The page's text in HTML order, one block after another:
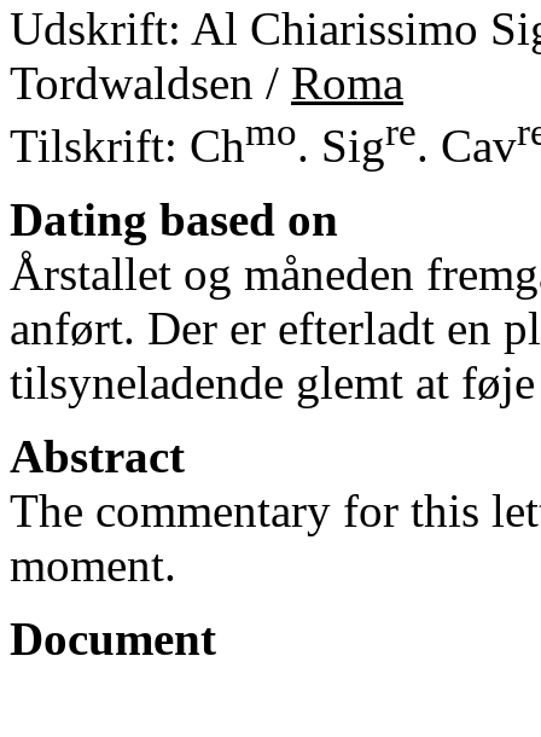
Udskrift: Al Chiarissimo
Tordwaldsen / Roma
Tilskrift: Chmo. Sigre. Cav
Dating based on
Årstallet og måneden
anført. Der er efterladt en
tilsyneladende glemt at
Abstract
The commentary for this
moment.
Document